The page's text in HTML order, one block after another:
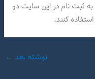
ثبت نام در این سایت دو
کنند.
نوشته بعد ←